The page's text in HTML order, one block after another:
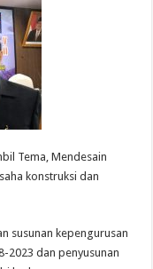
Tema, Mendesain
konstruksi dan
susunan kepengurusan
2023 dan penyusunan